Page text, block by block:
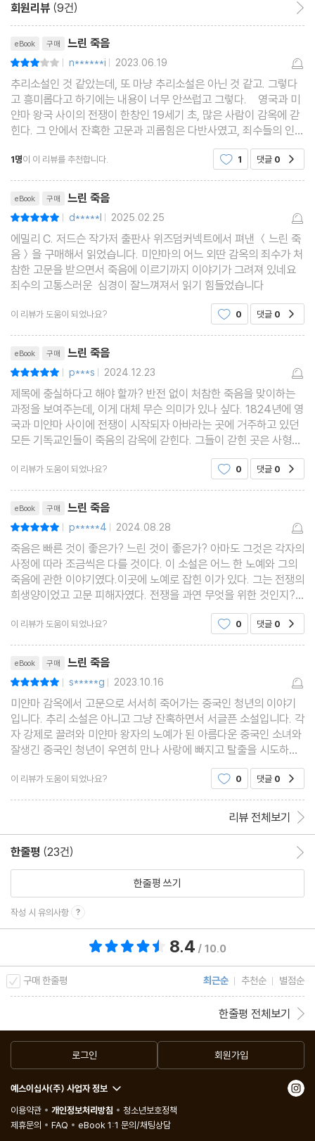
회원리뷰 (9건)
eBook 구매 느린 죽음
| n******i | 2023.06.19
추리소설인 것 같았는데, 또 마냥 추리소설은 아닌 것 같고. 그렇다
고 흥미롭다고 하기에는 내용이 너무 안쓰럽고 그렇다. 영국과 미
얀마 왕국 사이의 전쟁이 한창인 19세기 초, 많은 사람이 감옥에 갇
힌다. 그 안에서 잔혹한 고문과 괴롭힘은 다반사였고, 죄수들의 인권
은 오래 전에 사라졌다. 그 안에 있던 중국 청년은 다른 죄수들의 호
기심을 일으키지만, 중국 청년은 가장
1명이 이 리뷰를 추천합니다. 1 댓글 0
eBook 구매 느린 죽음
| d*****l | 2025.02.25
에밀리 C. 저드슨 작가저 출판사 위즈덤커넥트에서 펴낸 ＜느린 죽
음＞을 구매해서 읽었습니다. 미얀마의 어느 외딴 감옥의 죄수가 처
참한 고문을 받으면서 죽음에 이르기까지 이야기가 그려져 있네요
죄수의 고통스러운 심경이 잘느껴져서 읽기 힘들었습니다
이 리뷰가 도움이 되었나요? 0 댓글 0
eBook 구매 느린 죽음
| p***s | 2024.12.23
제목에 충실하다고 해야 할까? 반전 없이 처참한 죽음을 맞이하는
과정을 보여주는데, 이게 대체 무슨 의미가 있나 싶다. 1824년에 영
국과 미얀마 사이에 전쟁이 시작되자 아바라는 곳에 거주하고 있던
모든 기독교인들이 죽음의 감옥에 갇힌다. 그들이 갇힌 곳은 사형수
들이 들어가는 곳으로 그들이 살아돌아갈 수 없음을 의미했다. 간수
들도 포악함 범죄자였고 그들이 저지른 범죄
이 리뷰가 도움이 되었나요? 0 댓글 0
eBook 구매 느린 죽음
| p*****4 | 2024.08.28
죽음은 빠른 것이 좋은가? 느린 것이 좋은가? 아마도 그것은 각자의
사정에 따라 조금씩은 다를 것이다. 이 소설은 어느 한 노예와 그의
죽음에 관한 이야기였다.이곳에 노예로 잡힌 이가 있다. 그는 전쟁의
희생양이었고 고문 피해자였다. 전쟁을 과연 무엇을 위한 것인지?
누구를 위한 것인지? 모르겠다. 전쟁에 참가해서 너무나 많은 무고
한 생명들이 고통을 받는다. 전쟁은 그야말로
이 리뷰가 도움이 되었나요? 0 댓글 0
eBook 구매 느린 죽음
| s*****g | 2023.10.16
미얀마 감옥에서 고문으로 서서히 죽어가는 중국인 청년의 이야기
입니다. 추리 소설은 아니고 그냥 잔혹하면서 서글픈 소설입니다. 각
자 강제로 끌려와 미얀마 왕자의 노예가 된 아름다운 중국인 소녀와
잘생긴 중국인 청년이 우연히 만나 사랑에 빠지고 탈출을 시도하다
가 체포당합니다. 끔찍한 고문 끝에 비참한 죽음을 맞이하는 청년의
삶이 안타깝네요. 표현이 장황하고 어려운 게
이 리뷰가 도움이 되었나요? 0 댓글 0
리뷰 전체보기
한줄평 (23건)
한줄평 쓰기
작성 시 유의사항
8.4 / 10.0
구매 한줄평 최근순 추천순 별점순
한줄평 전체보기
로그인 회원가입
예스이십사(주) 사업자 정보
이용약관
개인정보처리방침
청소년보호정책
제휴문의
FAQ eBook 1:1 문의/채팅상담